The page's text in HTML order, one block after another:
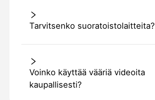
Tarvitsenko suoratoistolaitteita?
Voinko käyttää vääriä videoita
kaupallisesti?